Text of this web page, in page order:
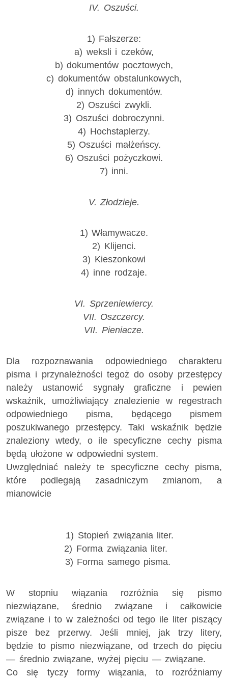
IV. Oszuści.
1) Fałszerze:
a) weksli i czeków,
b) dokumentów pocztowych,
c) dokumentów obstalunkowych,
d) innych dokumentów.
2) Oszuści zwykli.
3) Oszuści dobroczynni.
4) Hochstaplerzy.
5) Oszuści małżeńscy.
6) Oszuści pożyczkowi.
7) inni.
V. Złodzieje.
1) Włamywacze.
2) Klijenci.
3) Kieszonkowi
4) inne rodzaje.
VI. Sprzeniewiercy.
VII. Oszczercy.
VII. Pieniacze.
Dla rozpoznawania odpowiedniego charakteru
pisma i przynależności tegoż do osoby przestępcy
należy ustanowić sygnały graficzne i pewien
wskaźnik, umożliwiający znalezienie w regestrach
odpowiedniego pisma, będącego pismem
poszukiwanego przestępcy. Taki wskaźnik będzie
znaleziony wtedy, o ile specyficzne cechy pisma
będą ułożone w odpowiedni system.
Uwzględniać należy te specyficzne cechy pisma,
które podlegają zasadniczym zmianom, a
mianowicie
1) Stopień związania liter.
2) Forma związania liter.
3) Forma samego pisma.
W stopniu wiązania rozróżnia się pismo
niezwiązane, średnio związane i całkowicie
związane i to w zależności od tego ile liter piszący
pisze bez przerwy. Jeśli mniej, jak trzy litery,
będzie to pismo niezwiązane, od trzech do pięciu
— średnio związane, wyżej pięciu — związane.
Co się tyczy formy wiązania, to rozróżniamy